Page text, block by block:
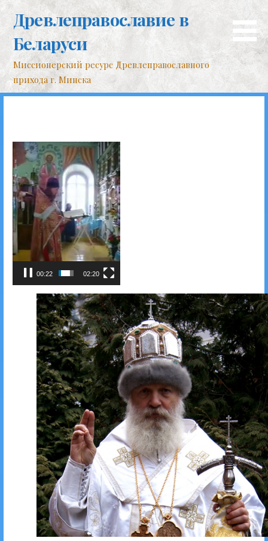
контенту
Древлеправославие в
Беларуси
Миссионерский ресурс Древлеправославного
прихода г. Минска
Видеоплеер
00:26 02:20